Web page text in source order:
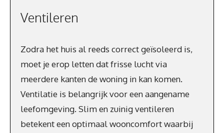
Ventileren
Zodra het huis al reeds correct geïsoleerd is,
moet je erop letten dat frisse lucht via
meerdere kanten de woning in kan komen.
Ventilatie is belangrijk voor een aangename
leefomgeving. Slim en zuinig ventileren
betekent een optimaal wooncomfort waarbij